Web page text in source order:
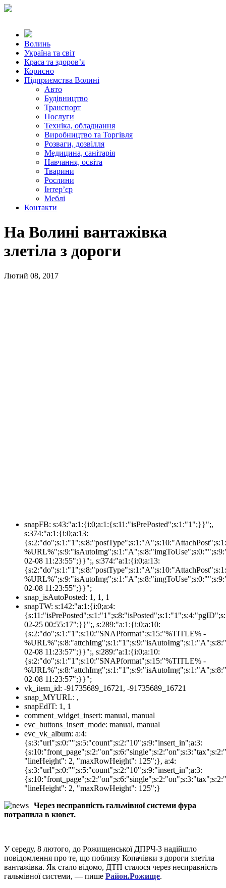
Волинь
Україна та світ
Краса та здоров’я
Корисно
Підприємства Волині
Авто
Будівництво
Транспорт
Послуги
Техніка, обладнання
Виробництво та Торгівля
Розваги, дозвілля
Медицина, санітарія
Навчання, освіта
Тварини
Рослини
Інтер’єр
Меблі
Контакти
На Волині вантажівка
злетіла з дороги
Лютий 08, 2017
snapFB: s:43:"a:1:{i:0;a:1:{s:11:"isPrePosted";s:1:"1";}}";,
s:374:"a:1:{i:0;a:13:
02-08 11:23:55";}}";, s:374:"a:1:{i:0;a:13:
02-08 11:23:55";}}";
snap_isAutoPosted: 1, 1, 1
snapTW: s:142:"a:1:{i:0;a:4:
02-25 00:55:17";}}";, s:289:"a:1:{i:0;a:10:
{s:2:"do";s:1:"1";s:10:"SNAPformat";s:15:"%TITLE% -
02-08 11:23:57";}}";, s:289:"a:1:{i:0;a:10:
{s:2:"do";s:1:"1";s:10:"SNAPformat";s:15:"%TITLE% -
02-08 11:23:57";}}";
vk_item_id: -91735689_16721, -91735689_16721
snap_MYURL: ,
snapEdIT: 1, 1
comment_widget_insert: manual, manual
evc_buttons_insert_mode: manual, manual
evc_vk_album: a:4:
{s:3:"url";s:0:"";s:5:"count";s:2:"10";s:9:"insert_in";a:3:
"lineHeight": 2, "maxRowHeight": 125";}, a:4:
{s:3:"url";s:0:"";s:5:"count";s:2:"10";s:9:"insert_in";a:3:
"lineHeight": 2, "maxRowHeight": 125";}
Через несправність гальмівної системи фура
потрапила в кювет.
У середу, 8 лютого, до Рожищенської ДПРЧ-3 надійшло
повідомлення про те, що поблизу Копачівки з дороги злетіла
вантажівка. Як стало відомо, ДТП сталося через несправність
гальмівної системи, — пише Район.Рожище.